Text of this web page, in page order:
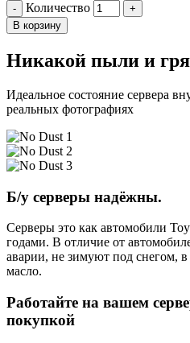
- Количество
+
В корзину
Никакой пыли и
Идеальное состояние сервера
реальных фотографиях
Б/у серверы надёжны.
Серверы это как автомобили
годами. В отличие от
аварии, не зимуют под снегом,
масло.
Работайте на вашем
покупкой